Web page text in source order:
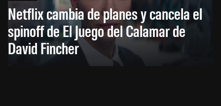
Netflix cambia de planes y cancela el
spinoff de El Juego del Calamar de
David Fincher